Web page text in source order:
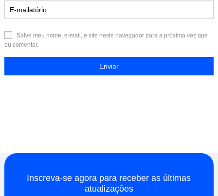
Salve meu nome, e-mail, e site neste navegador para a próxima vez que
eu comentar.
Inscreva-se agora para receber as últimas
atualizações